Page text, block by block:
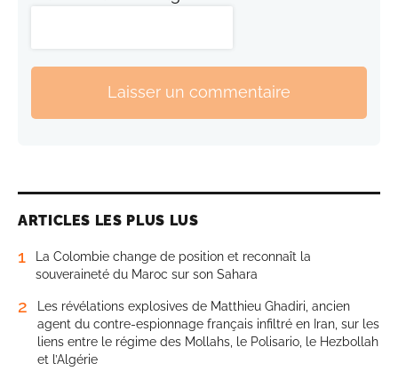
Laisser un commentaire
ARTICLES LES PLUS LUS
1
La Colombie change de position et reconnaît la
souveraineté du Maroc sur son Sahara
2
Les révélations explosives de Matthieu Ghadiri, ancien
agent du contre-espionnage français infiltré en Iran, sur les
liens entre le régime des Mollahs, le Polisario, le Hezbollah
et l’Algérie